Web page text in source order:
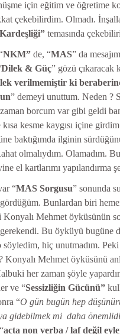
için eğitim ve öğretime
çekebilirdim. Olmadı.
temasında
NKM” de, “MAS” da
Dilek & Güç” gözü çıkaracak
verilmemiştir ki
” demeyi unuttum. Neden ?
borcum var gibi geldi
kesme kaygısı içine
baktığımda ilginin
olmalıydım. Olamadım.
el kartlarımı yapılandırma
“MAS Sorgusu” sonunda
Bunlardan biri
Mehmet öyküsünün
Bu öyküyü bugüne
söyledim, hiç unutmadım.
Konyalı Mehmet öyküsünü
her zaman şöyle
ve “Sessizliğin Gücünü”
“O gün bugün hep
gidebilmek mi daha
acta non verba / laf değil